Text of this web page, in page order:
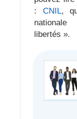
: CNIL,
libertés ».